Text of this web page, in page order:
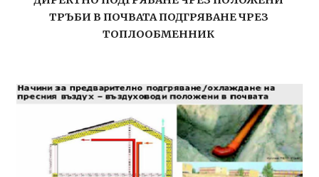
ТРЪБИ В ПОЧВАТА ПОДГРЯВАНЕ ЧРЕЗ
ТОПЛООБМЕННИК